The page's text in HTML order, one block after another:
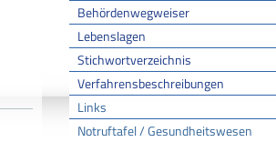
Behördenwegweiser
Lebenslagen
Stichwortverzeichnis
Verfahrensbeschreibungen
Links
Notruftafel / Gesundheitswesen
Sie sind hier:Startseite /Aktuell